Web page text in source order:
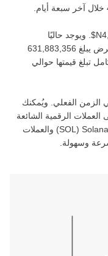
خلال آخر سبعة أيام.
. ويوجد حاليًا
يبلغ
تبلغ قيمتها حوالي
الزمن الفعلي. ويُمكنك
العملات الرقمية الشائعة
Solana
(‏
SOL) والعملات
وسهولة.